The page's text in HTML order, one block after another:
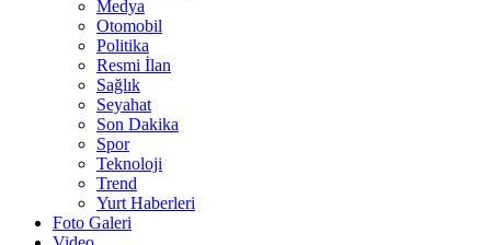
Medya
Otomobil
Politika
Resmi İlan
Sağlık
Seyahat
Son Dakika
Spor
Teknoloji
Trend
Yurt Haberleri
Foto Galeri